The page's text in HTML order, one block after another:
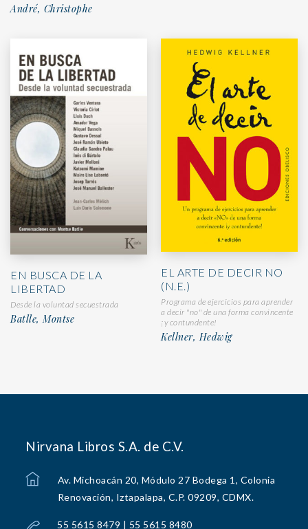
André, Christophe
EN BUSCA DE LA
LIBERTAD
Desde la voluntad secuestrada
Batlle, Montse
EL ARTE DE DECIR NO
(N.E.)
Programa de ejercicios para aprender
a decir "no" de una forma convincente
¡y contundente!
Kellner, Hedwig
Nirvana Libros S.A. de C.V.
Av. Michoacán 20, Módulo 27 Bodega 1, Colonia
Renovación, Iztapalapa, C.P. 09209, CDMX.
55 5615 8479 | 55 5615 8480